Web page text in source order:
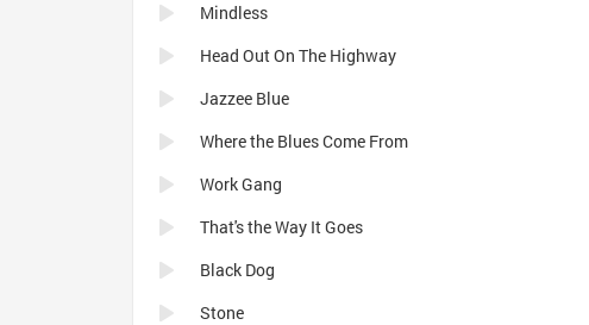
Mindless
Head Out On The Highway
Jazzee Blue
Where the Blues Come From
Work Gang
That's the Way It Goes
Black Dog
Stone